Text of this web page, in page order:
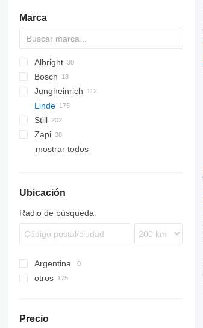
contenedores
carretillas retráctiles
Marca
Albright
Bosch
H-series
531
533
535
541
Jungheinrich
Linde
D-series
H-series
H 14
H 40
H 80
L-series
A-Class
Still
FM
R-series
Zapi
mostrar todos
Ubicación
Radio de búsqueda
Argentina
otros
Precio